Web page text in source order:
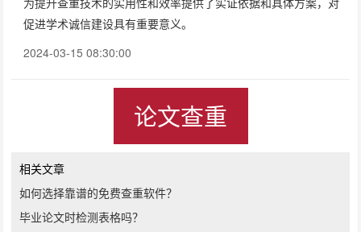
促进学术诚信建设具有重要意义。
2024-03-15 08:30:00
论文查重
相关文章
如何选择靠谱的免费查重软件？
毕业论文时检测表格吗？